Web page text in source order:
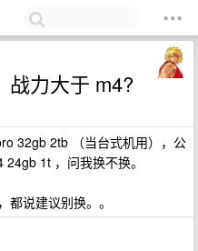
战力大于 m4?
32gb 2tb （当台式机用），公
1t ，问我换不换。
说建议别换。。